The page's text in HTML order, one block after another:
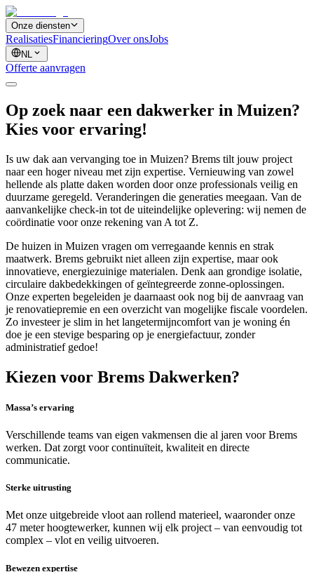
Onze diensten
RealisatiesFinancieringOver onsJobs
NL
Offerte aanvragen
Op zoek naar een dakwerker in Muizen?
Kies voor ervaring!
Is uw dak aan vervanging toe in Muizen? Brems tilt jouw project
naar een hoger niveau met zijn expertise. Vernieuwing van zowel
hellende als platte daken worden door onze professionals veilig en
duurzame geregeld. Veranderingen die generaties meegaan. Van de
aanvankelijke check-in tot de uiteindelijke oplevering: wij nemen de
coördinatie voor onze rekening van A tot Z.
De huizen in Muizen vragen om verregaande kennis en strak
maatwerk. Brems gebruikt niet alleen zijn expertise, maar ook
innovatieve, energiezuinige materialen. Denk aan grondige isolatie,
circulaire dakbedekkingen of geïntegreerde zonne-oplossingen.
Onze experten begeleiden je daarnaast ook nog bij de aanvraag van
je renovatiepremie en een overzicht van mogelijke fiscale voordelen.
Zo investeer je slim in het langetermijncomfort van je woning én
doe je een stevige besparing op je energiefactuur, zonder
administratief gedoe!
Kiezen voor Brems Dakwerken?
Massa’s ervaring
Verschillende teams van eigen vakmensen die al jaren voor Brems
werken. Dat zorgt voor continuïteit, kwaliteit en directe
communicatie.
Sterke uitrusting
Met onze uitgebreide vloot aan rollend materieel, waaronder onze
47 meter hoogtewerker, kunnen wij elk project – van eenvoudig tot
complex – vlot en veilig uitvoeren.
Bewezen expertise